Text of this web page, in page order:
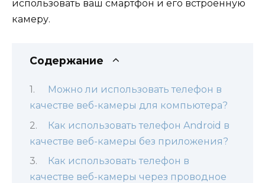
использовать ваш смартфон и его встроенную
камеру.
Содержание
Можно ли использовать телефон в
качестве веб-камеры для компьютера?
Как использовать телефон Android в
качестве веб-камеры без приложения?
Как использовать телефон в
качестве веб-камеры через проводное